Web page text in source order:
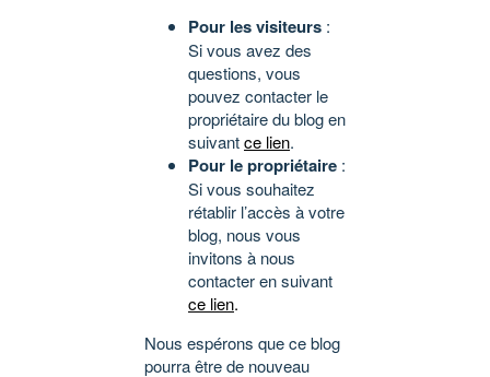
Pour les visiteurs :
Si vous avez des
questions, vous
pouvez contacter le
propriétaire du blog en
suivantce lien.
Pour le propriétaire :
Si vous souhaitez
rétablir l’accès à votre
blog, nous vous
invitons à nous
contacter en suivant
ce lien.
Nous espérons que ce blog
pourra être de nouveau